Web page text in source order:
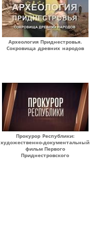
Археология Приднестровья.
Сокровища древних народов
Прокурор Республики:
художественно-документальный
фильм Первого
Приднестровского